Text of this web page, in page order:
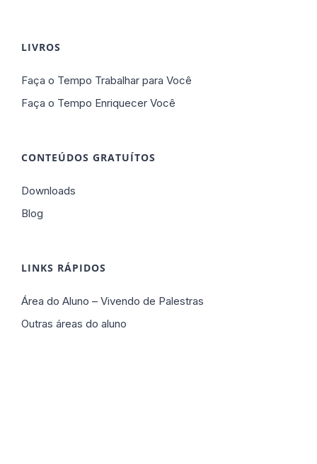
LIVROS
Faça o Tempo Trabalhar para Você
Faça o Tempo Enriquecer Você
CONTEÚDOS GRATUÍTOS
Downloads
Blog
LINKS RÁPIDOS
Área do Aluno – Vivendo de Palestras
Outras áreas do aluno